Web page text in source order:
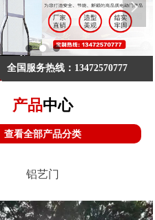
业官方网站！
넲
全国服务热线：13472570777
铝艺门
查看全部产品分类
产品中心